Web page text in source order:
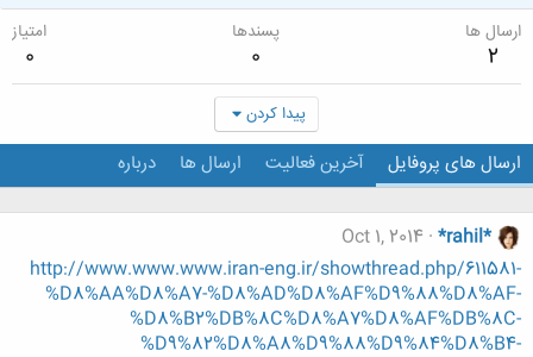
ارسال ها
2
پسندها
0
امتیاز
0
پیدا کردن
ارسال های پروفایل آخرین فعالیت ارسال ها درباره
*rahil*
Oct 1, 2014
http://www.www.www.iran-eng.ir/showthread.php/611581-
%D8%AA%D8%A7-%D8%AD%D8%AF%D9%88%D8%AF-
%D8%B2%DB%8C%D8%A7%D8%AF%DB%8C-
%D9%82%D8%A8%D9%88%D9%84%D8%B4-